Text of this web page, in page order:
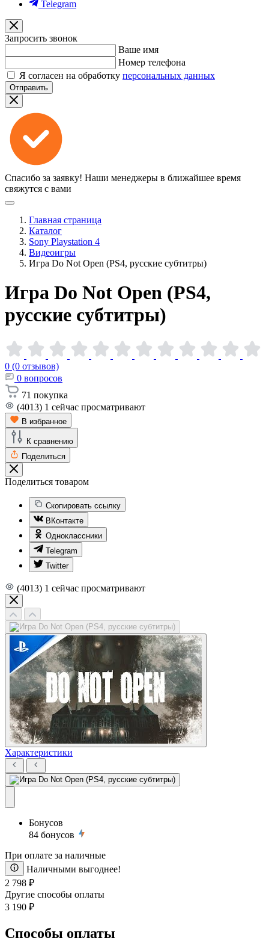
Telegram
Запросить звонок
Ваше имя
Номер телефона
Я согласен на обработку персональных данных
Отправить
Спасибо за заявку! Наши менеджеры в ближайшее время
свяжутся с вами
Главная страница
Каталог
Sony Playstation 4
Видеоигры
Игра Do Not Open (PS4, русские субтитры)
Игра Do Not Open (PS4,
русские субтитры)
0 (0 отзывов)
0 вопросов
71 покупка
(4013) 1 сейчас просматривают
В избранное
К сравнению
Поделиться
Поделиться товаром
Скопировать ссылку
ВКонтакте
Одноклассники
Telegram
Twitter
(4013) 1 сейчас просматривают
Характеристики
Бонусов
84 бонусов
При оплате за наличные
Наличными выгоднее!
2 798 ₽
Другие способы оплаты
3 190 ₽
Способы оплаты